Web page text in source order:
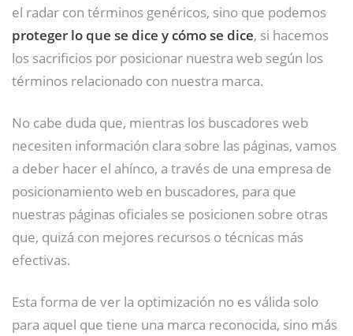
el radar con términos genéricos, sino que podemos
proteger lo que se dice y cómo se dice, si hacemos
los sacrificios por posicionar nuestra web según los
términos relacionado con nuestra marca.
No cabe duda que, mientras los buscadores web
necesiten información clara sobre las páginas, vamos
a deber hacer el ahínco, a través de una empresa de
posicionamiento web en buscadores, para que
nuestras páginas oficiales se posicionen sobre otras
que, quizá con mejores recursos o técnicas más
efectivas.
Esta forma de ver la optimización no es válida solo
para aquel que tiene una marca reconocida, sino más